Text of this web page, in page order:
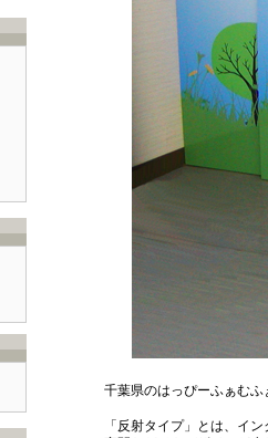
千葉県のはっぴーふぁむ
「反射タイプ」とは、イ